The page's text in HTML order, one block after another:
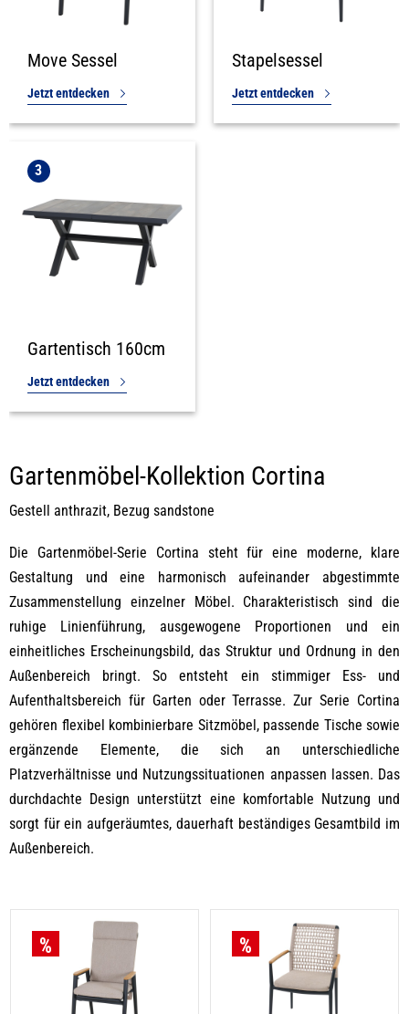
Move Sessel
Jetzt entdecken
Stapelsessel
Jetzt entdecken
3
Gartentisch 160cm
Jetzt entdecken
Gartenmöbel-Kollektion Cortina
Gestell anthrazit, Bezug sandstone
Die Gartenmöbel-Serie Cortina steht für eine moderne, klare
Gestaltung und eine harmonisch aufeinander abgestimmte
Zusammenstellung einzelner Möbel. Charakteristisch sind die
ruhige Linienführung, ausgewogene Proportionen und ein
einheitliches Erscheinungsbild, das Struktur und Ordnung in den
Außenbereich bringt. So entsteht ein stimmiger Ess- und
Aufenthaltsbereich für Garten oder Terrasse. Zur Serie Cortina
gehören flexibel kombinierbare Sitzmöbel, passende Tische sowie
ergänzende Elemente, die sich an unterschiedliche
Platzverhältnisse und Nutzungssituationen anpassen lassen. Das
durchdachte Design unterstützt eine komfortable Nutzung und
sorgt für ein aufgeräumtes, dauerhaft beständiges Gesamtbild im
Außenbereich.